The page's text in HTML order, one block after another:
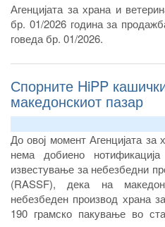
Агенцијата за храна и
бр. 01/2026 година за
говеда бр. 01/2026.
Спорните HiPP
македонскиот пазар
До овој момент Агенцијата
нема добиено
известување за небезбедни
(RASSF), дека на
небезбеден производ храна
190 грамско пакување во